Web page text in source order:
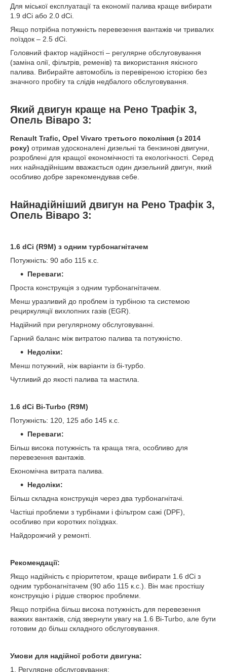
Для міської експлуатації та економії палива краще вибирати
1.9 dCi або 2.0 dCi.
Якщо потрібна потужність перевезення вантажів чи тривалих
поїздок – 2.5 dCi.
Головний фактор надійності – регулярне обслуговування
(заміна олії, фільтрів, ременів) та використання якісного
палива. Вибирайте автомобіль із перевіреною історією без
значного пробігу та слідів недбалого обслуговування.
Який двигун краще на Рено Трафік 3,
Опель Віваро 3:
Renault Trafic, Opel Vivaro третього покоління (з 2014
року) отримав удосконалені дизельні та бензинові двигуни,
розроблені для кращої економічності та екологічності. Серед
них найнадійнішим вважається один дизельний двигун, який
особливо добре зарекомендував себе.
Найнадійніший двигун на Рено Трафік 3,
Опель Віваро 3:
1.6 dCi (R9M) з одним турбонагнітачем
Потужність: 90 або 115 к.с.
Переваги:
Проста конструкція з одним турбонагнітачем.
Менш уразливий до проблем із турбіною та системою
рециркуляції вихлопних газів (EGR).
Надійний при регулярному обслуговуванні.
Гарний баланс між витратою палива та потужністю.
Недоліки:
Менш потужний, ніж варіанти із бі-турбо.
Чутливий до якості палива та мастила.
1.6 dCi Bi-Turbo (R9M)
Потужність: 120, 125 або 145 к.с.
Переваги:
Більш висока потужність та краща тяга, особливо для
перевезення вантажів.
Економічна витрата палива.
Недоліки:
Більш складна конструкція через два турбонагнітачі.
Частіші проблеми з турбінами і фільтром сажі (DPF),
особливо при коротких поїздках.
Найдорожчий у ремонті.
Рекомендації:
Якщо надійність є пріоритетом, краще вибирати 1.6 dCi з
одним турбонагнітачем (90 або 115 к.с.). Він має простішу
конструкцію і рідше створює проблеми.
Якщо потрібна більш висока потужність для перевезення
важких вантажів, слід звернути увагу на 1.6 Bi-Turbo, але бути
готовим до більш складного обслуговування.
Умови для надійної роботи двигуна:
1. Регулярне обслуговування: